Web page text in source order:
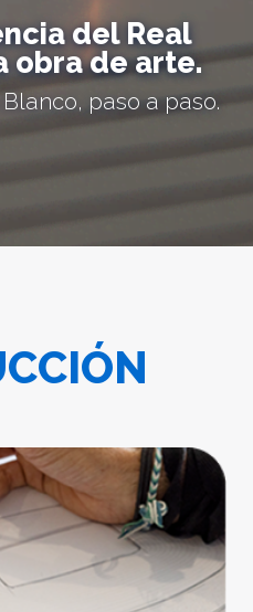
del Real
obra de arte.
paso a paso.